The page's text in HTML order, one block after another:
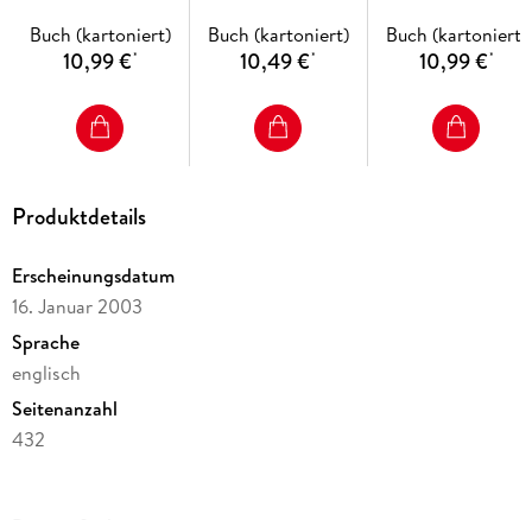
Buch (kartoniert)
10,99 €*
Buch (kartoniert)
10,49 €*
Buch (kartoniert)
10,99 €*
Produktdetails
Erscheinungsdatum
16. Januar 2003
Sprache
englisch
Seitenanzahl
432